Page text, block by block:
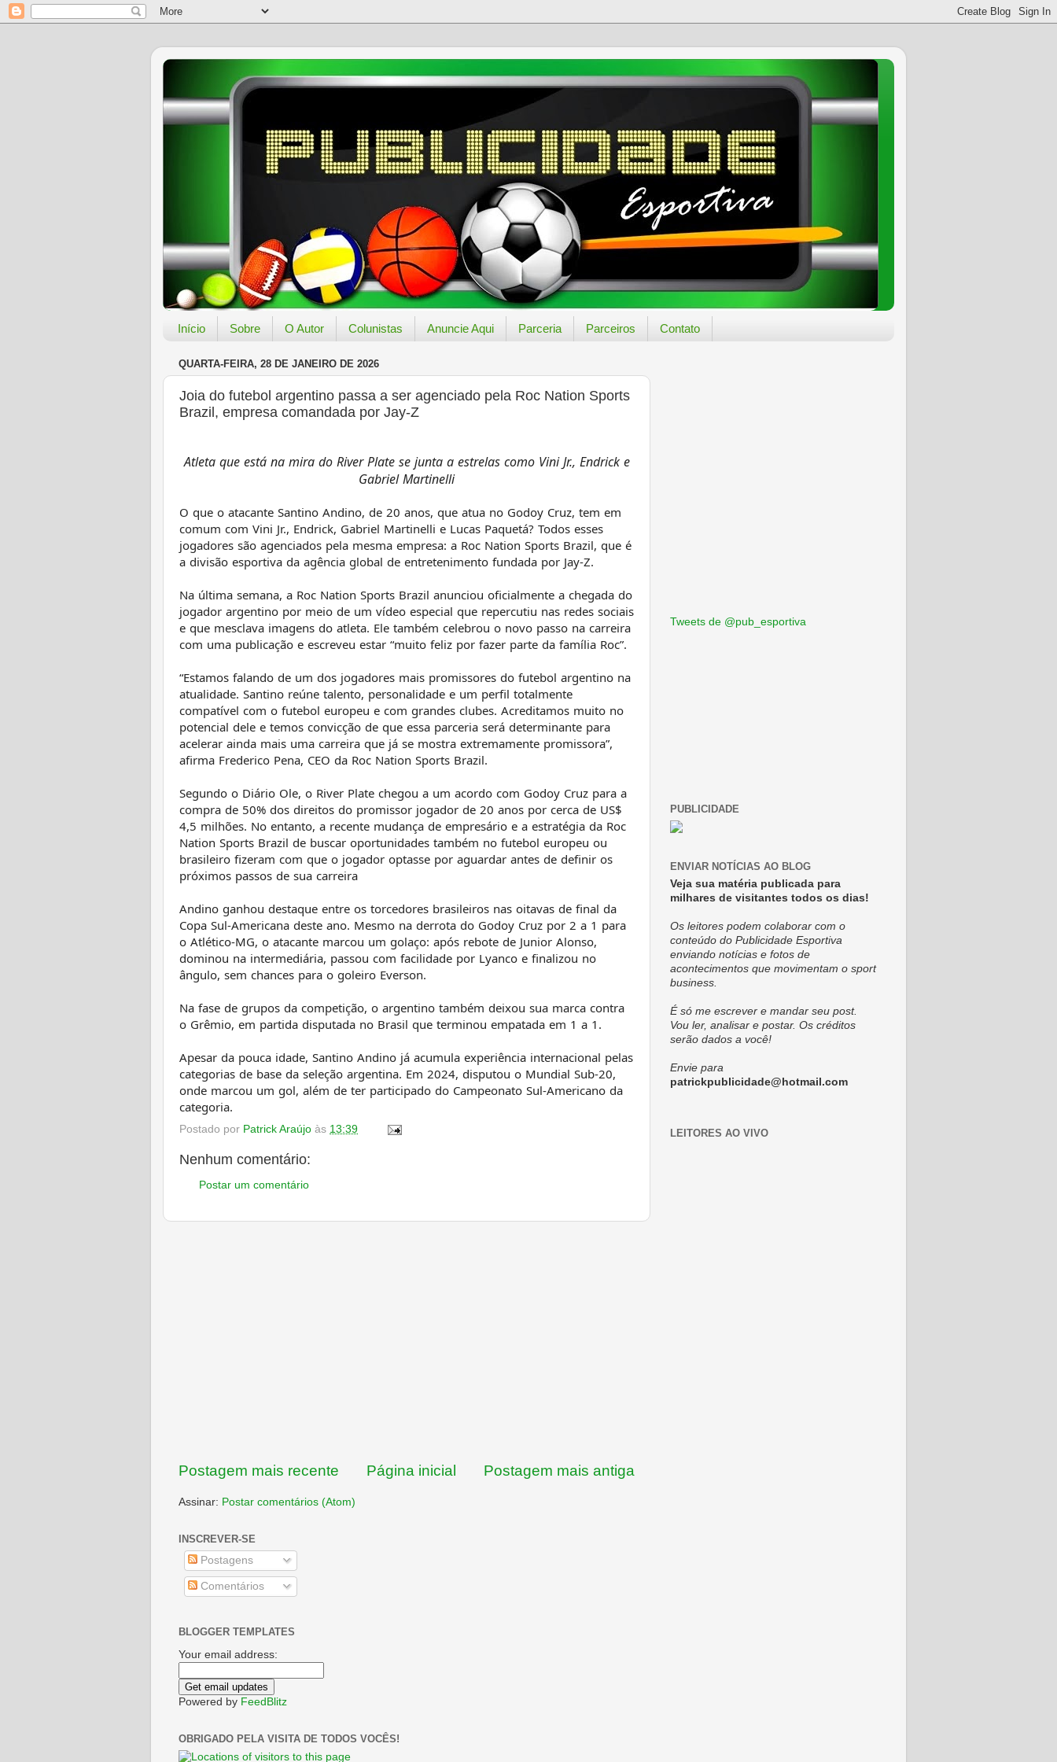
Início Sobre O Autor Colunistas Anuncie Aqui Parceria Parceiros Contato
QUARTA-FEIRA, 28 DE JANEIRO DE 2026
Joia do futebol argentino passa a ser agenciado pela Roc Nation Sports
Brazil, empresa comandada por Jay-Z
Atleta que está na mira do River Plate se junta a estrelas como Vini Jr., Endrick e
Gabriel Martinelli
O que o atacante Santino Andino, de 20 anos, que atua no Godoy Cruz, tem em
comum com Vini Jr., Endrick, Gabriel Martinelli e Lucas Paquetá? Todos esses
jogadores são agenciados pela mesma empresa: a Roc Nation Sports Brazil, que é
a divisão esportiva da agência global de entretenimento fundada por Jay-Z.
Na última semana, a Roc Nation Sports Brazil anunciou oficialmente a chegada do
jogador argentino por meio de um vídeo especial que repercutiu nas redes sociais
e que mesclava imagens do atleta. Ele também celebrou o novo passo na carreira
com uma publicação e escreveu estar “muito feliz por fazer parte da família Roc”.
“Estamos falando de um dos jogadores mais promissores do futebol argentino na
atualidade. Santino reúne talento, personalidade e um perfil totalmente
compatível com o futebol europeu e com grandes clubes. Acreditamos muito no
potencial dele e temos convicção de que essa parceria será determinante para
acelerar ainda mais uma carreira que já se mostra extremamente promissora”,
afirma Frederico Pena, CEO da Roc Nation Sports Brazil.
Segundo o Diário Ole, o River Plate chegou a um acordo com Godoy Cruz para a
compra de 50% dos direitos do promissor jogador de 20 anos por cerca de US$
4,5 milhões. No entanto, a recente mudança de empresário e a estratégia da Roc
Nation Sports Brazil de buscar oportunidades também no futebol europeu ou
brasileiro fizeram com que o jogador optasse por aguardar antes de definir os
próximos passos de sua carreira
Andino ganhou destaque entre os torcedores brasileiros nas oitavas de final da
Copa Sul-Americana deste ano. Mesmo na derrota do Godoy Cruz por 2 a 1 para
o Atlético-MG, o atacante marcou um golaço: após rebote de Junior Alonso,
dominou na intermediária, passou com facilidade por Lyanco e finalizou no
ângulo, sem chances para o goleiro Everson.
Na fase de grupos da competição, o argentino também deixou sua marca contra
o Grêmio, em partida disputada no Brasil que terminou empatada em 1 a 1.
Apesar da pouca idade, Santino Andino já acumula experiência internacional pelas
categorias de base da seleção argentina. Em 2024, disputou o Mundial Sub-20,
onde marcou um gol, além de ter participado do Campeonato Sul-Americano da
categoria.
Postado por Patrick Araújo às 13:39
Nenhum comentário:
Postar um comentário
Postagem mais recente Postagem mais antiga
Página inicial
Assinar: Postar comentários (Atom)
INSCREVER-SE
Postagens
Comentários
BLOGGER TEMPLATES
Your email address:
Powered by FeedBlitz
OBRIGADO PELA VISITA DE TODOS VOCÊS!
Tweets de @pub_esportiva
PUBLICIDADE
ENVIAR NOTÍCIAS AO BLOG
Veja sua matéria publicada para
milhares de visitantes todos os dias!
Os leitores podem colaborar com o
conteúdo do Publicidade Esportiva
enviando notícias e fotos de
acontecimentos que movimentam o sport
business.
É só me escrever e mandar seu post.
Vou ler, analisar e postar. Os créditos
serão dados a você!
Envie para
patrickpublicidade@hotmail.com
LEITORES AO VIVO